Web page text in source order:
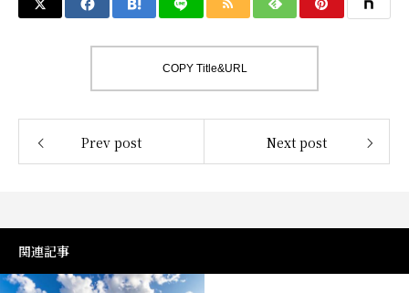
COPY Title&URL
Prev post Next post
関連記事